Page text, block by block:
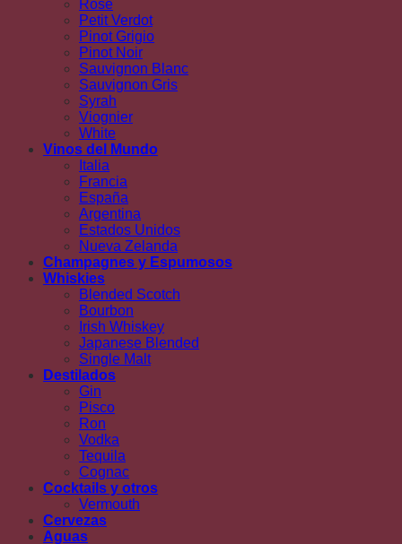
Rosé
Petit Verdot
Pinot Grigio
Pinot Noir
Sauvignon Blanc
Sauvignon Gris
Syrah
Viognier
White
Vinos del Mundo
Italia
Francia
España
Argentina
Estados Unidos
Nueva Zelanda
Champagnes y Espumosos
Whiskies
Blended Scotch
Bourbon
Irish Whiskey
Japanese Blended
Single Malt
Destilados
Gin
Pisco
Ron
Vodka
Tequila
Cognac
Cocktails y otros
Vermouth
Cervezas
Aguas